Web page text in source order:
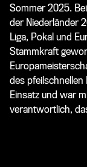
Sommer 2025.
der Niederländer
Liga, Pokal und
Stammkraft
des pfeilschnellen
Einsatz und war
verantwortlich,